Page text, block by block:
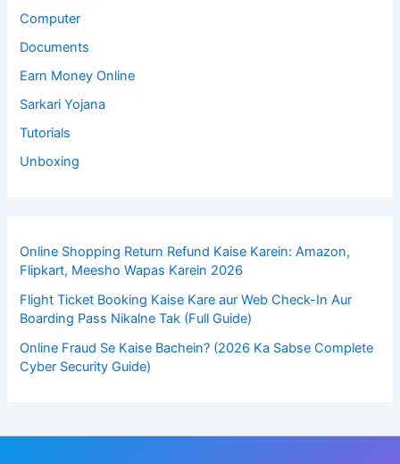
Computer
Documents
Earn Money Online
Sarkari Yojana
Tutorials
Unboxing
Online Shopping Return Refund Kaise Karein: Amazon,
Flipkart, Meesho Wapas Karein 2026
Flight Ticket Booking Kaise Kare aur Web Check-In Aur
Boarding Pass Nikalne Tak (Full Guide)
Online Fraud Se Kaise Bachein? (2026 Ka Sabse Complete
Cyber Security Guide)